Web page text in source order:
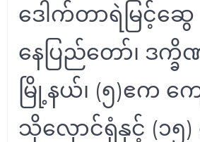
ဒေါက်တာရဲမြင့်ဆွေ
နေပြည်တော်၊ ဒက္
မြို့နယ်၊ (၅)ဧက က
သိုလှောင်ရုံနှင့် (၁၅